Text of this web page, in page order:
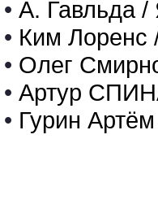
• А. Гавльда
• Ким Лоренс
• Олег
• Артур
• Гурин